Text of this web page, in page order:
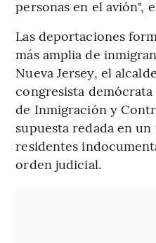
personas en el avión",
Las deportaciones
más amplia de
Nueva Jersey, el
congresista
de Inmigración y
supuesta redada en
residentes
orden judicial.